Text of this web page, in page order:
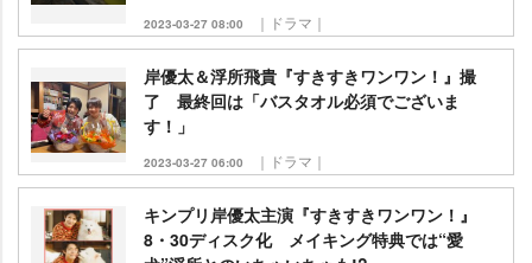
2023-03-27 08:00 ｜ドラマ｜
岸優太＆浮所飛貴『すきすきワンワン！』撮
了 最終回は「バスタオル必須でございま
す！」
2023-03-27 06:00 ｜ドラマ｜
キンプリ岸優太主演『すきすきワンワン！』
8・30ディスク化 メイキング特典では“愛